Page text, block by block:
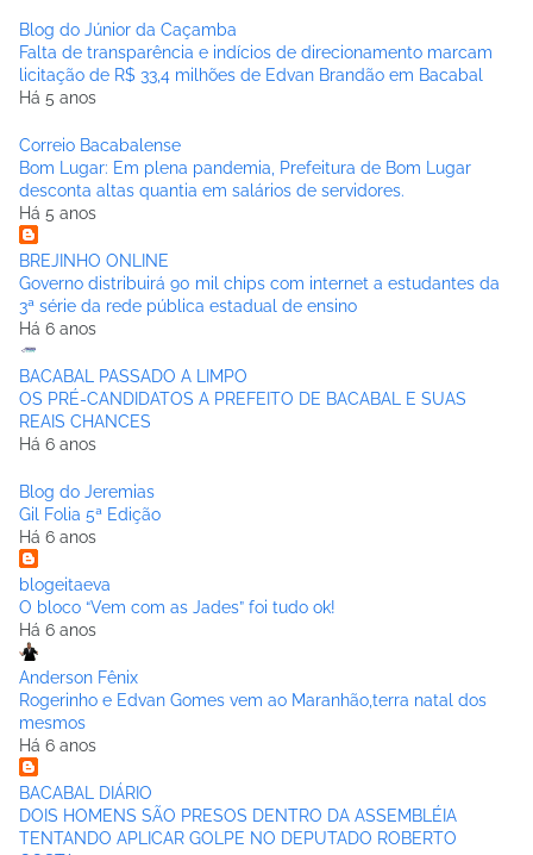
Blog do Júnior da Caçamba
Falta de transparência e indícios de direcionamento marcam
licitação de R$ 33,4 milhões de Edvan Brandão em Bacabal
Há 5 anos
Correio Bacabalense
Bom Lugar: Em plena pandemia, Prefeitura de Bom Lugar
desconta altas quantia em salários de servidores.
Há 5 anos
BREJINHO ONLINE
Governo distribuirá 90 mil chips com internet a estudantes da
3ª série da rede pública estadual de ensino
Há 6 anos
BACABAL PASSADO A LIMPO
OS PRÉ-CANDIDATOS A PREFEITO DE BACABAL E SUAS
REAIS CHANCES
Há 6 anos
Blog do Jeremias
Gil Folia 5ª Edição
Há 6 anos
blogeitaeva
O bloco “Vem com as Jades” foi tudo ok!
Há 6 anos
Anderson Fênix
Rogerinho e Edvan Gomes vem ao Maranhão,terra natal dos
mesmos
Há 6 anos
BACABAL DIÁRIO
DOIS HOMENS SÃO PRESOS DENTRO DA ASSEMBLÉIA
TENTANDO APLICAR GOLPE NO DEPUTADO ROBERTO